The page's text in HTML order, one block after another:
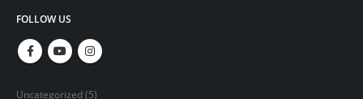
FOLLOW US
Uncategorized 55